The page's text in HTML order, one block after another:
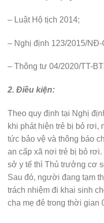
– Luật Hộ tịch 2014;
– Nghị định 123/2015/NĐ-
– Thông tư 04/2020/TT-
2. Điều kiện:
Theo quy định tại Nghị
khi phát hiện trẻ bị bỏ rơi,
tức bảo vệ và thông báo
an cấp xã nơi trẻ bị bỏ
sở y tế thì Thủ trưởng cơ
Sau đó, người đang tạm
trách nhiệm đi khai sinh
cha mẹ đẻ trong thời gian